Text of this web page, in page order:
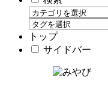
トップ
サイドバー